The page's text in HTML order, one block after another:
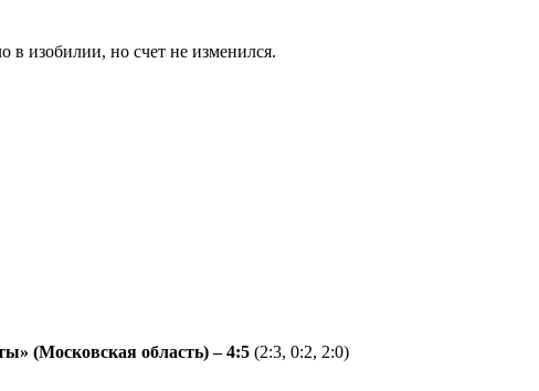
изобилии, но счет не изменился.
(Московская область) – 4:5 (2:3, 0:2, 2:0)